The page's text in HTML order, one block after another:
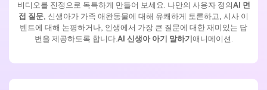
비디오를 진정으로 독특하게 만들어 보세요. 나만의 사용자 정의AI 면
접 질문, 신생아가 가족 애완동물에 대해 유쾌하게 토론하고, 시사 이
벤트에 대해 논평하거나, 인생에서 가장 큰 질문에 대한 재미있는 답
변을 제공하도록 합니다.AI 신생아 아기 말하기 애니메이션.